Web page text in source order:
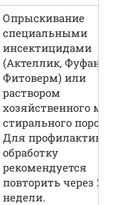
Опрыскивание
специальными
инсектицидами
(Актеллик,
Фитоверм) или
раствором
хозяйственного
стирального
Для профилактики
обработку
рекомендуется
повторить через
недели.